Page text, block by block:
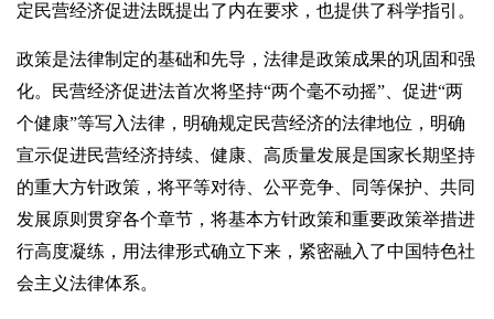
定民营经济促进法既提出了内在要求，也提供了科学指引。
政策是法律制定的基础和先导，法律是政策成果的巩固和强
化。民营经济促进法首次将坚持“两个毫不动摇”、促进“两
个健康”等写入法律，明确规定民营经济的法律地位，明确
宣示促进民营经济持续、健康、高质量发展是国家长期坚持
的重大方针政策，将平等对待、公平竞争、同等保护、共同
发展原则贯穿各个章节，将基本方针政策和重要政策举措进
行高度凝练，用法律形式确立下来，紧密融入了中国特色社
会主义法律体系。